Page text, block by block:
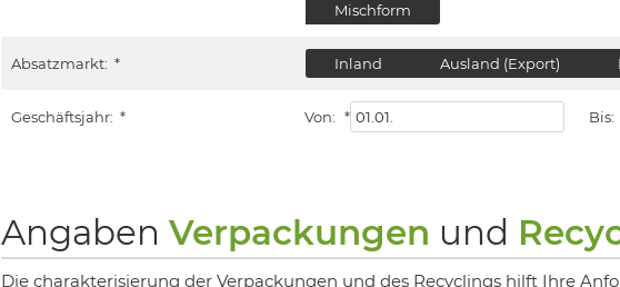
Mischform
Absatzmarkt: * Inland Ausland (Export)
Geschäftsjahr: * Von: * Bis:
Angaben Verpackungen und
Die charakterisierung der Verpackungen und des Recyclings hilft Ihre